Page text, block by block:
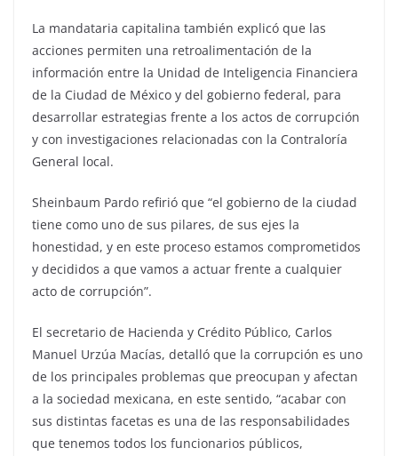
La mandataria capitalina también explicó que las
acciones permiten una retroalimentación de la
información entre la Unidad de Inteligencia Financiera
de la Ciudad de México y del gobierno federal, para
desarrollar estrategias frente a los actos de corrupción
y con investigaciones relacionadas con la Contraloría
General local.
Sheinbaum Pardo refirió que “el gobierno de la ciudad
tiene como uno de sus pilares, de sus ejes la
honestidad, y en este proceso estamos comprometidos
y decididos a que vamos a actuar frente a cualquier
acto de corrupción”.
El secretario de Hacienda y Crédito Público, Carlos
Manuel Urzúa Macías, detalló que la corrupción es uno
de los principales problemas que preocupan y afectan
a la sociedad mexicana, en este sentido, “acabar con
sus distintas facetas es una de las responsabilidades
que tenemos todos los funcionarios públicos,